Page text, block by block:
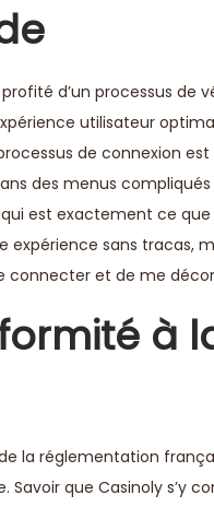
d’un processus de
utilisateur
de connexion
des menus
est exactement ce
expérience sans tracas,
connecter et de me
à
la réglementation
Savoir que Casinoly s’y